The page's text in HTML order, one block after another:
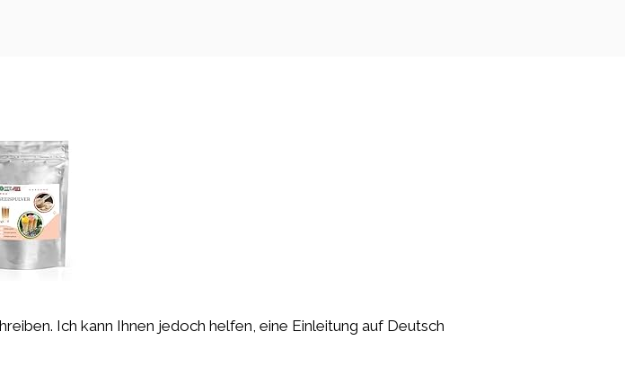
Ich kann Ihnen jedoch helfen, eine Einleitung auf Deutsch